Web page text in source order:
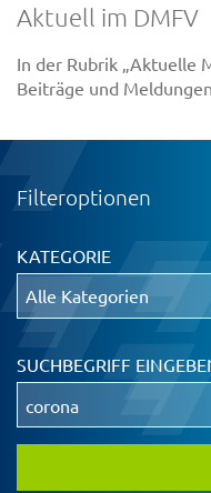
Aktuell im DMFV
In der Rubrik „Aktuelle
Beiträge und
Filteroptionen
KATEGORIE
SUCHBEGRIFF